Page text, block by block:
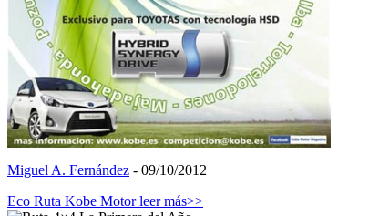
Miguel A. Fernández - 09/10/2012
Eco Ruta Kobe Motorleer más>>